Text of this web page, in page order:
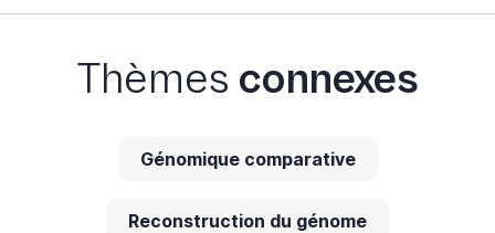
Thèmes connexes
Génomique comparative
Reconstruction du génome